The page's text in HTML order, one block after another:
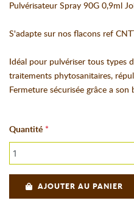
Pulvérisateur Spray 90G 0,9ml
S'adapte sur nos flacons ref
Idéal pour pulvériser tous types
traitements phytosanitaires,
Fermeture sécurisée grâce a
Quantité
AJOUTER AU PANIER